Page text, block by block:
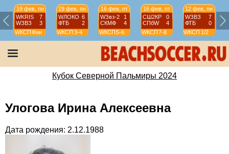
19 фев, пн
WKRIS
7
WЗВЗ
3
WКСПФин
19 фев, пн
WЛОКО 6
ФТБ
2
WКСП 3-4
16 фев, пт
WЗвз-2
1
СКМФ
4
WКСП 5-6
16 фев, пт
СШ2КР
0
СПбW
4
WКСП7-8
12 фев, пн
WЗВЗ
7
ФТБ
0
WКСП 1/2
Кубок Северной Пальмиры 2024
Улогова Ирина Алексеевна
Дата рождения: 2.12.1988